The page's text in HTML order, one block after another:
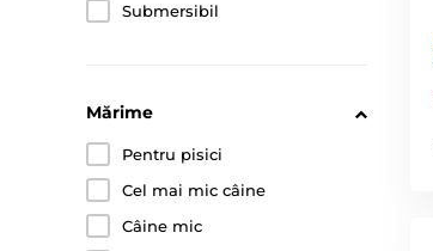
Submersibil
Mărime
Pentru pisici
Cel mai mic câine
Câine mic